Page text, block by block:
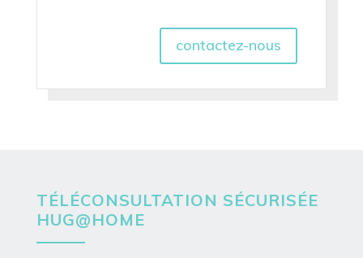
contactez-nous
TÉLÉCONSULTATION SÉCURISÉE
HUG@HOME